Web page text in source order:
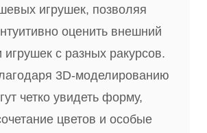
игрушек, позволяя
оценить внешний
игрушек с разных ракурсов.
3D-моделированию
четко увидеть форму,
цветов и особые